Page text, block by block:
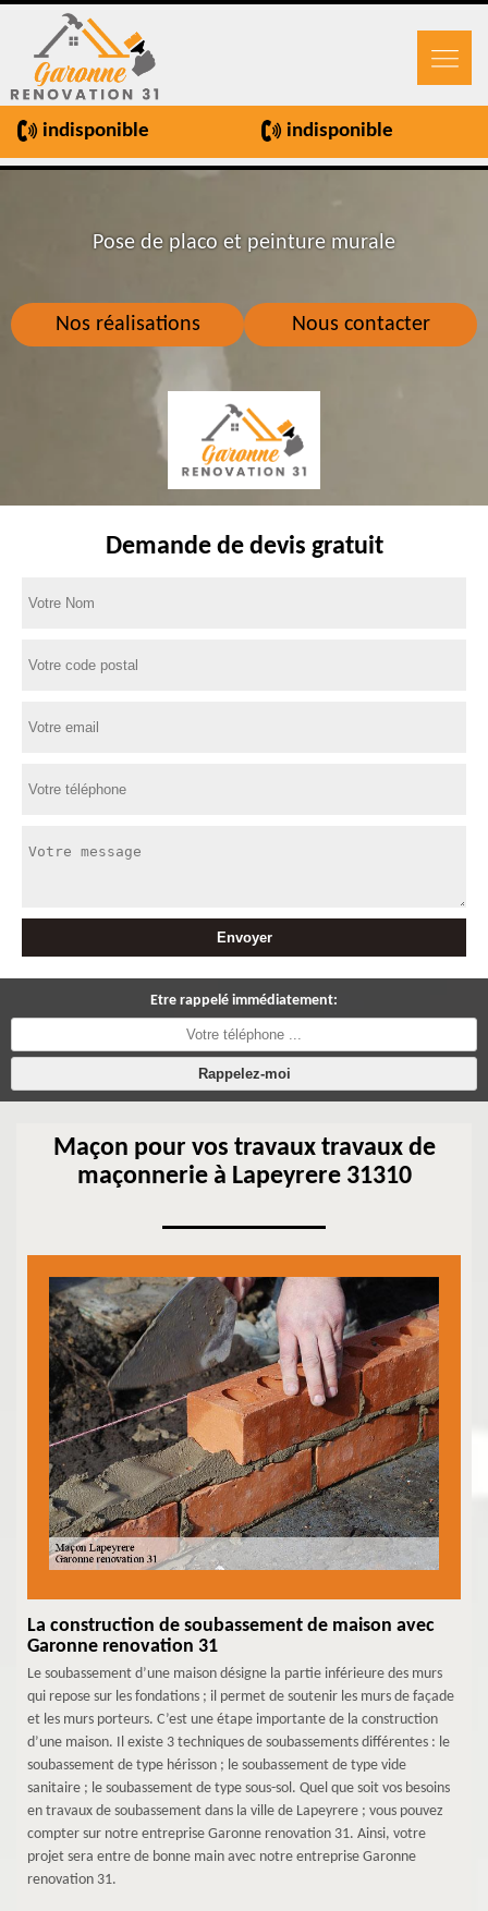
indisponible indisponible
Nos réalisations Nous contacter
Pose de placo et peinture murale
Demande de devis gratuit
Etre rappelé immédiatement:
Maçon pour vos travaux travaux de
maçonnerie à Lapeyrere 31310
La construction de soubassement de maison avec
Garonne renovation 31
Le soubassement d’une maison désigne la partie inférieure des murs
qui repose sur les fondations ; il permet de soutenir les murs de façade
et les murs porteurs. C’est une étape importante de la construction
d’une maison. Il existe 3 techniques de soubassements différentes : le
soubassement de type hérisson ; le soubassement de type vide
sanitaire ; le soubassement de type sous-sol. Quel que soit vos besoins
en travaux de soubassement dans la ville de Lapeyrere ; vous pouvez
compter sur notre entreprise Garonne renovation 31. Ainsi, votre
projet sera entre de bonne main avec notre entreprise Garonne
renovation 31.